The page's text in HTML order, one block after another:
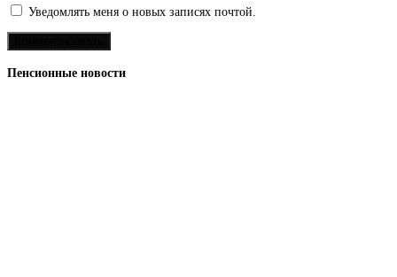
Уведомлять меня о новых записях почтой.
Пенсионные новости